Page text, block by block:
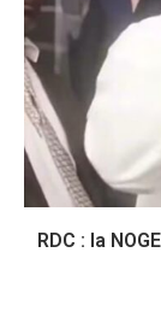
RDC : la